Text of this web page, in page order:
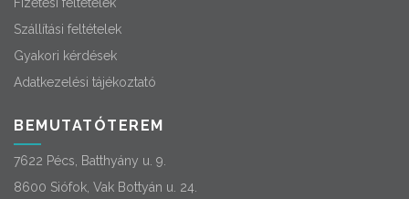
Szállítási feltételek
Gyakori kérdések
Adatkezelési tájékoztató
BEMUTATÓTEREM
7622 Pécs, Batthyány u. 9.
8600 Siófok, Vak Bottyán u. 24.